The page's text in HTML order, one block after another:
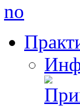
no